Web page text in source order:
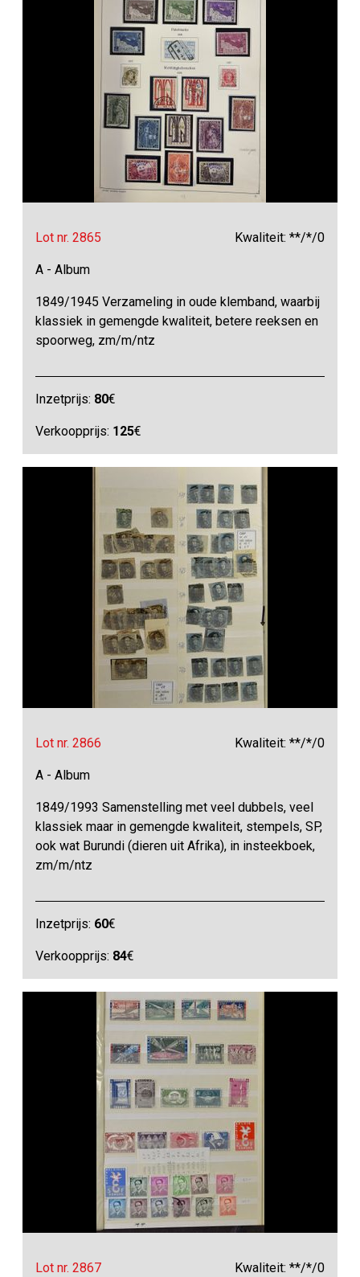
Lot nr. 2865 Kwaliteit: **/*/0
A - Album
1849/1945 Verzameling in oude klemband, waarbij
klassiek in gemengde kwaliteit, betere reeksen en
spoorweg, zm/m/ntz
Inzetprijs: 80€
Verkoopprijs: 125€
Lot nr. 2866 Kwaliteit: **/*/0
A - Album
1849/1993 Samenstelling met veel dubbels, veel
klassiek maar in gemengde kwaliteit, stempels, SP,
ook wat Burundi (dieren uit Afrika), in insteekboek,
zm/m/ntz
Inzetprijs: 60€
Verkoopprijs: 84€
Lot nr. 2867 Kwaliteit: **/*/0